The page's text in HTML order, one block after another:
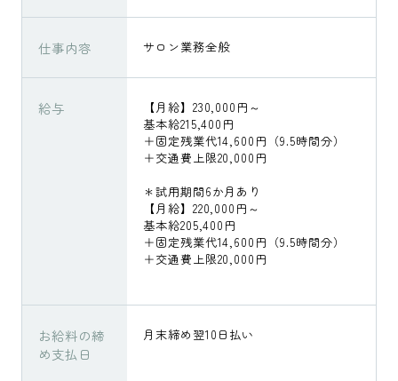
仕事内容 サロン業務全般
給与
【月給】230,000円～
基本給215,400円
＋固定残業代14,600円（9.5時間分）
＋交通費上限20,000円
＊試用期間6か月あり
【月給】220,000円～
基本給205,400円
＋固定残業代14,600円（9.5時間分）
＋交通費上限20,000円
お給料の締
め支払日
月末締め翌10日払い